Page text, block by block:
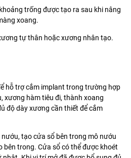
trống được tạo ra sau khi nâng
xoang.
tự thân hoặc xương nhân tạo.
hỗ trợ cắm implant trong trường hợp
xương hàm tiêu đi, thành xoang
độ dày xương cần thiết để cắm
tạo cửa sổ bên trong mô nướu
bên trong. Cửa sổ có thể được khoét